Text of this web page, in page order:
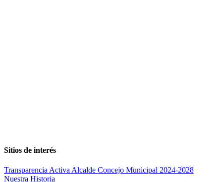
Sitios de interés
Transparencia Activa Alcalde Concejo Municipal 2024-2028
Nuestra Historia